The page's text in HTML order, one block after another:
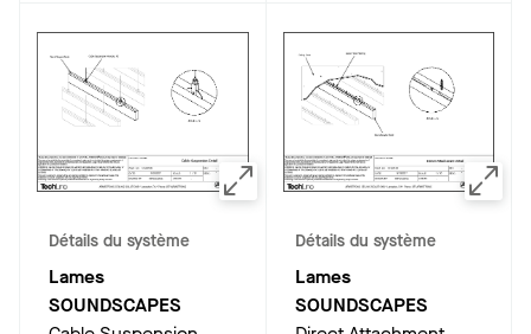
Détails du système
Lames
SOUNDSCAPES
Détails du système
Lames
SOUNDSCAPES